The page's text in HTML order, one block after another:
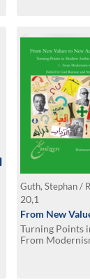
Guth, Stephan /
20,1
From New
Turning Points
From